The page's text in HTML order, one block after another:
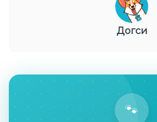
Догси
🐾